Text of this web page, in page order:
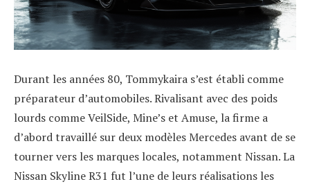
Durant les années 80, Tommykaira s’est établi comme
préparateur d’automobiles. Rivalisant avec des poids
lourds comme VeilSide, Mine’s et Amuse, la firme a
d’abord travaillé sur deux modèles Mercedes avant de se
tourner vers les marques locales, notamment Nissan. La
Nissan Skyline R31 fut l’une de leurs réalisations les